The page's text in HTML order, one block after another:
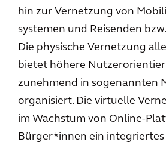
hin zur Vernetzung von
systemen und Reisenden
Die physische Vernetzung
bietet höhere
zunehmend in sogenannten
organisiert. Die virtuelle
im Wachstum von Online-
Bürger*innen ein integriertes